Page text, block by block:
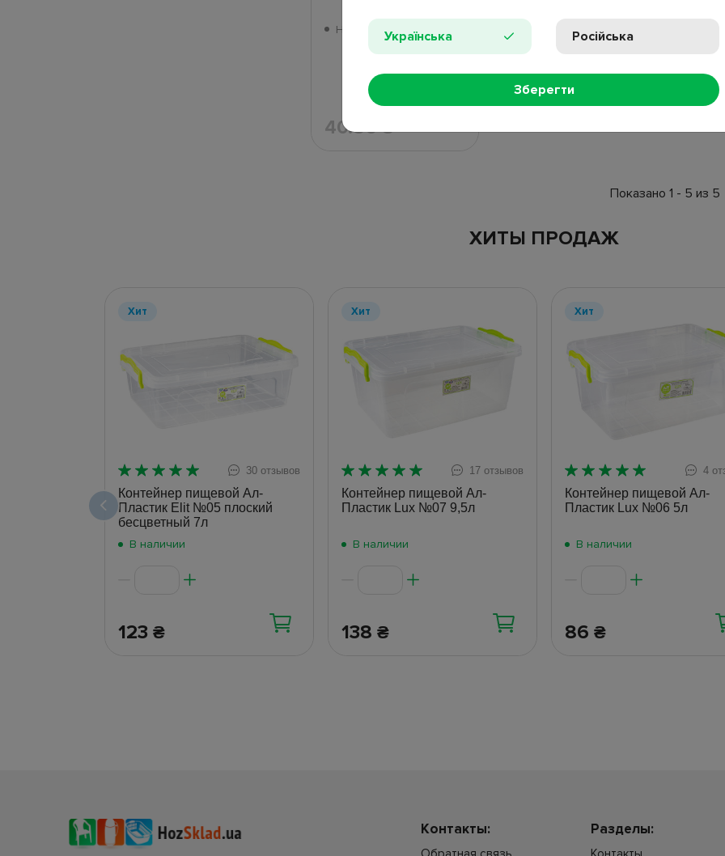
Нет в наличии
40.56₴
Показано 1 - 5 из 5
ХИТЫ ПРОДАЖ
Хит
30 отзывов
Контейнер пищевой Ал-
Пластик Elit №05 плоский
бесцветный 7л
В наличии
123 ₴
Хит
17 отзывов
Контейнер пищевой Ал-
Пластик Lux №07 9,5л
В наличии
138 ₴
Хит
4
Контейнер пищевой Ал-
Пластик Lux №06 5л
В наличии
86 ₴
Українська Російська
Зберегти
Контакты: Разделы: